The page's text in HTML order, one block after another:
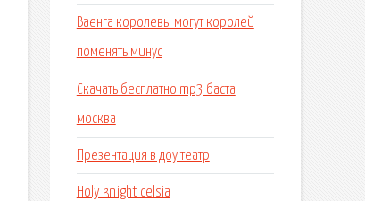
Ваенга королевы могут королей
поменять минус
Скачать бесплатно mp3 баста
москва
Презентация в доу театр
Holy knight celsia